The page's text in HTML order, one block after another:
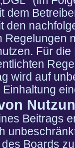
dem
den
Regelungen
Für
wird auf
Beitrags
Boards